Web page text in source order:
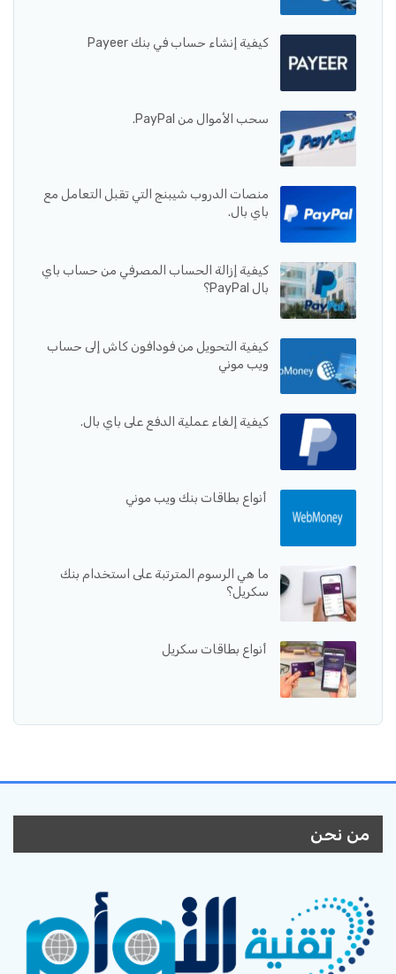
كيفية إنشاء حساب في بنك Payeer
سحب الأموال من PayPal.
منصات الدروب شيبنج التي تقبل التعامل مع
باي بال.
كيفية إزالة الحساب المصرفي من حساب باي
بال PayPal؟
كيفية التحويل من فودافون كاش إلى حساب
ويب موني
كيفية إلغاء عملية الدفع على باي بال.
أنواع بطاقات بنك ويب موني
ما هي الرسوم المترتبة على استخدام بنك
سكريل؟
أنواع بطاقات سكريل
من نحن